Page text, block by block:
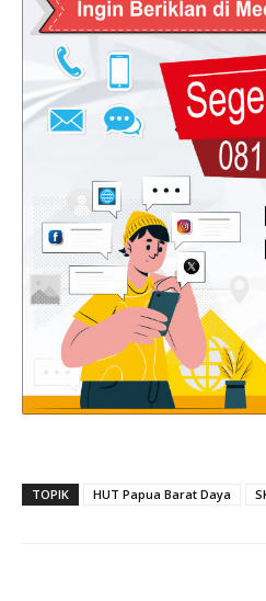
TOPIK HUT Papua Barat Daya